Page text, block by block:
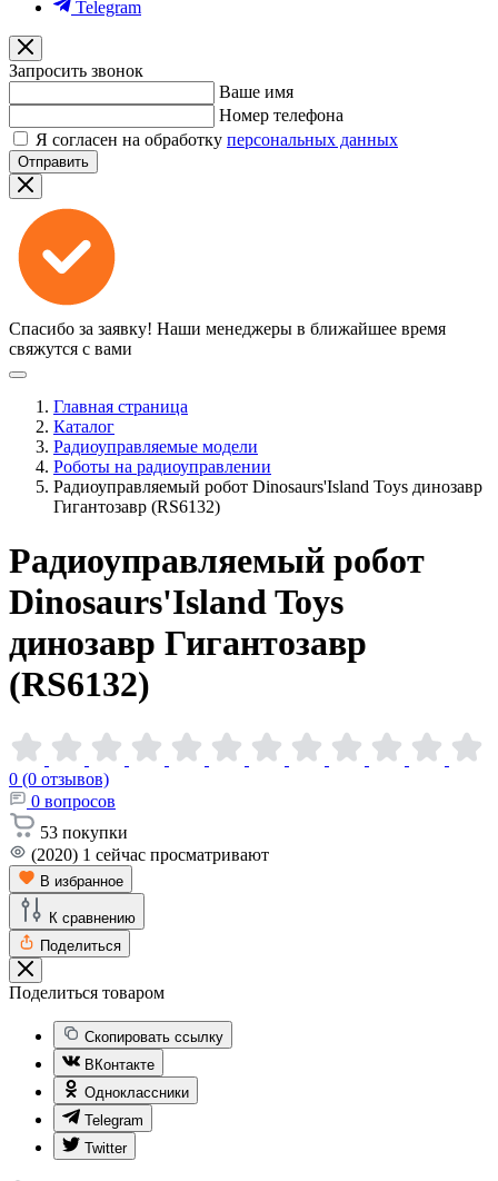
Telegram
Запросить звонок
Ваше имя
Номер телефона
Я согласен на обработку персональных данных
Отправить
Спасибо за заявку! Наши менеджеры в ближайшее время
свяжутся с вами
Главная страница
Каталог
Радиоуправляемые модели
Роботы на радиоуправлении
Радиоуправляемый робот Dinosaurs'Island Toys динозавр
Гигантозавр (RS6132)
Радиоуправляемый робот
Dinosaurs'Island Toys
динозавр Гигантозавр
(RS6132)
0 (0 отзывов)
0 вопросов
53 покупки
(2020) 1 сейчас просматривают
В избранное
К сравнению
Поделиться
Поделиться товаром
Скопировать ссылку
ВКонтакте
Одноклассники
Telegram
Twitter